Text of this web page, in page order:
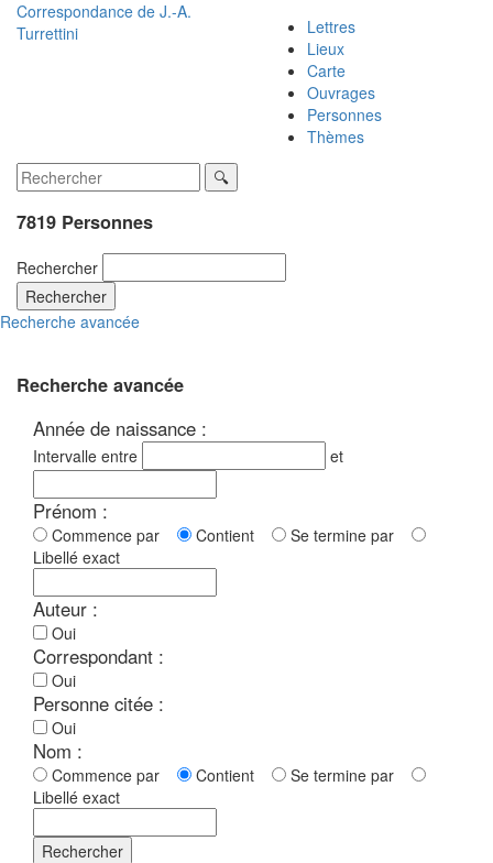
Correspondance de J.-A.
Turrettini
Lettres
Lieux
Carte
Ouvrages
Personnes
Thèmes
7819 Personnes
Rechercher
Rechercher
Recherche avancée
Recherche avancée
Année de naissance :
Intervalle entre et
Prénom :
Commence par Contient
Se termine par
Libellé exact
Auteur :
Oui
Correspondant :
Oui
Personne citée :
Oui
Nom :
Commence par Contient
Se termine par
Libellé exact
Rechercher